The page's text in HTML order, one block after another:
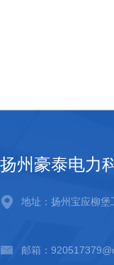
扬州豪泰电力
地址：扬州宝应柳堡
邮箱：